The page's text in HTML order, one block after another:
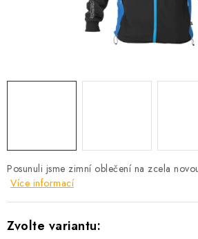
Lov s lodí
Posunuli jsme zimní oblečení na zcela
Více informací